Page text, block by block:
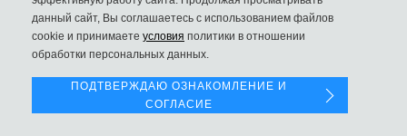
New Balance 9060 Magnet Dark Grey
данный сайт, Вы соглашаетесь с использованием файлов
cookie и принимаете условия политики в отношении
обработки персональных данных.
ПОДТВЕРЖДАЮ ОЗНАКОМЛЕНИЕ И
СОГЛАСИЕ